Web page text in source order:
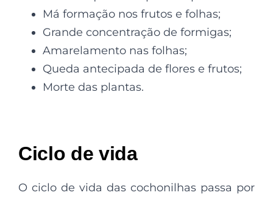
Má formação nos frutos e folhas;
Grande concentração de formigas;
Amarelamento nas folhas;
Queda antecipada de flores e frutos;
Morte das plantas.
Ciclo de vida
O ciclo de vida das cochonilhas passa por